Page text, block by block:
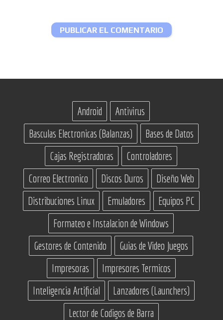
Android
Antivirus
Basculas Electronicas (Balanzas)
Bases de Datos
Cajas Registradoras
Controladores
Correo Electronico
Discos Duros
Diseño Web
Distribuciones Linux
Emuladores
Equipos PC
Formateo e Instalacion de Windows
Gestores de Contenido
Guias de Video Juegos
Impresoras
Impresores Termicos
Inteligencia Artificial
Lanzadores (Launchers)
Lector de Codigos de Barra